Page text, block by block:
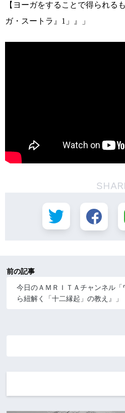
【ヨーガをすることで得られる
ガ・スートラ』1」』」
前の記事
今日のＡＭＲＩＴＡチャンネル
ら紐解く「十二縁起」の教え』」